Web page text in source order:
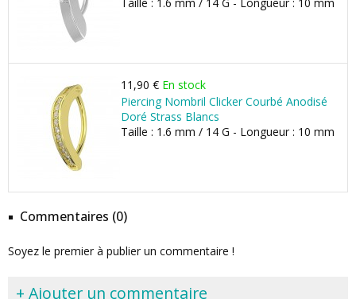
11,90 € En stock
Piercing Nombril Clicker Courbé Anodisé
Doré Strass Blancs
Taille : 1.6 mm / 14 G - Longueur : 10 mm
Commentaires (0)
Soyez le premier à publier un commentaire !
+ Ajouter un commentaire